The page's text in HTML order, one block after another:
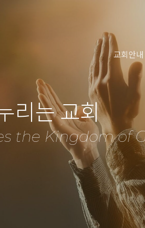
교회안내
리는 교회
the Kingdom of